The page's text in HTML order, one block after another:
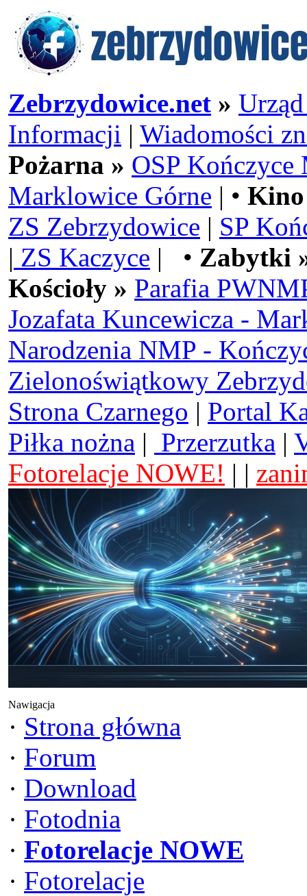
Zebrzydowice.net »
Informacji | Wiadomości
Pożarna » OSP Kończyce
Marklowice Górne | •
ZS Zebrzydowice | SP
| ZS Kaczyce | • Zabytki
Kościoły » Parafia
Jozafata Kuncewicza -
Narodzenia NMP -
Zielonoświątkowy
Strona Czarnego | Portal
Piłka nożna | Przerzutka |
Fotorelacje NOWE! | |
Nawigacja
· Strona główna
· Forum
· Download
· Fotodnia
· Fotorelacje NOWE
· Fotorelacje